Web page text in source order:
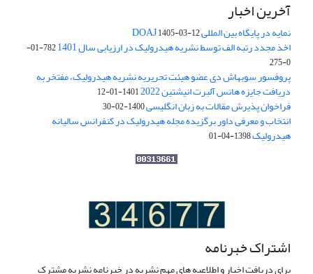
آخرین اخبار
نمایه در پایگاه بین المللی DOAJ1405-03-12
اخذ مجدد رتبه الف توسط نشریه هیدرولیک در ارزیابی سال 1401
782-01-
0-275
پروفسور سوبهاش دی عضو هیئت تحریریه نشریه هیدرولیک، مفتخر به
دریافت جایزه هانس آلبرت انیشتین 2022 1401-01-12
فراخوان پذیرش مقالات به زبان انگلیسی1400-02-30
انتخاب و معرفی داور برگزیده مجله هیدرولیک در کنفرانس سالیانه
هیدرولیک1398-04-01
اشتراک خبرنامه
برای دریافت اخبار و اطلاعیه های مهم نشریه در خبرنامه نشریه مشترک